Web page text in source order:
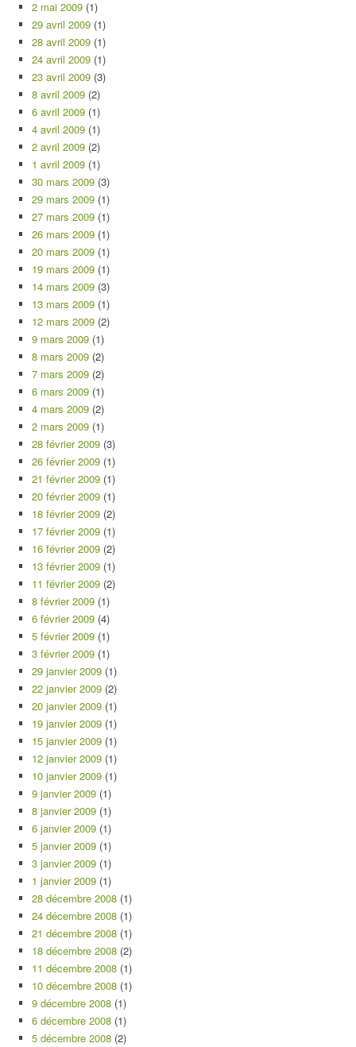
2 mai 2009 (1)
29 avril 2009 (1)
28 avril 2009 (1)
24 avril 2009 (1)
23 avril 2009 (3)
8 avril 2009 (2)
6 avril 2009 (1)
4 avril 2009 (1)
2 avril 2009 (2)
1 avril 2009 (1)
30 mars 2009 (3)
29 mars 2009 (1)
27 mars 2009 (1)
26 mars 2009 (1)
20 mars 2009 (1)
19 mars 2009 (1)
14 mars 2009 (3)
13 mars 2009 (1)
12 mars 2009 (2)
9 mars 2009 (1)
8 mars 2009 (2)
7 mars 2009 (2)
6 mars 2009 (1)
4 mars 2009 (2)
2 mars 2009 (1)
28 février 2009 (3)
26 février 2009 (1)
21 février 2009 (1)
20 février 2009 (1)
18 février 2009 (2)
17 février 2009 (1)
16 février 2009 (2)
13 février 2009 (1)
11 février 2009 (2)
8 février 2009 (1)
6 février 2009 (4)
5 février 2009 (1)
3 février 2009 (1)
29 janvier 2009 (1)
22 janvier 2009 (2)
20 janvier 2009 (1)
19 janvier 2009 (1)
15 janvier 2009 (1)
12 janvier 2009 (1)
10 janvier 2009 (1)
9 janvier 2009 (1)
8 janvier 2009 (1)
6 janvier 2009 (1)
5 janvier 2009 (1)
3 janvier 2009 (1)
1 janvier 2009 (1)
28 décembre 2008 (1)
24 décembre 2008 (1)
21 décembre 2008 (1)
18 décembre 2008 (2)
11 décembre 2008 (1)
10 décembre 2008 (1)
9 décembre 2008 (1)
6 décembre 2008 (1)
5 décembre 2008 (2)